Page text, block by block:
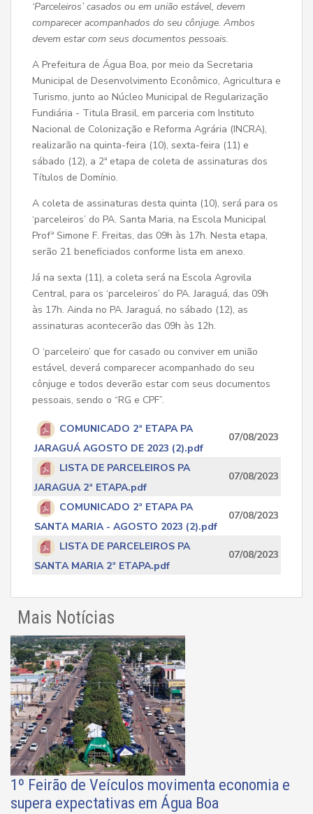
‘Parceleiros’ casados ou em união estável, devem
comparecer acompanhados do seu cônjuge. Ambos
devem estar com seus documentos pessoais.
A Prefeitura de Água Boa, por meio da Secretaria
Municipal de Desenvolvimento Econômico, Agricultura e
Turismo, junto ao Núcleo Municipal de Regularização
Fundiária - Titula Brasil, em parceria com Instituto
Nacional de Colonização e Reforma Agrária (INCRA),
realizarão na quinta-feira (10), sexta-feira (11) e
sábado (12), a 2ª etapa de coleta de assinaturas dos
Títulos de Domínio.
A coleta de assinaturas desta quinta (10), será para os
‘parceleiros’ do PA. Santa Maria, na Escola Municipal
Profª Simone F. Freitas, das 09h às 17h. Nesta etapa,
serão 21 beneficiados conforme lista em anexo.
Já na sexta (11), a coleta será na Escola Agrovila
Central, para os ‘parceleiros’ do PA. Jaraguá, das 09h
às 17h. Ainda no PA. Jaraguá, no sábado (12), as
assinaturas acontecerão das 09h às 12h.
O ‘parceleiro’ que for casado ou conviver em união
estável, deverá comparecer acompanhado do seu
cônjuge e todos deverão estar com seus documentos
pessoais, sendo o “RG e CPF”.
COMUNICADO 2ª ETAPA PA
JARAGUÁ AGOSTO DE 2023 (2).pdf
07/08/2023
LISTA DE PARCELEIROS PA
JARAGUA 2ª ETAPA.pdf
07/08/2023
COMUNICADO 2ª ETAPA PA
SANTA MARIA - AGOSTO 2023 (2).pdf
07/08/2023
LISTA DE PARCELEIROS PA
SANTA MARIA 2ª ETAPA.pdf
07/08/2023
Mais Notícias
1º Feirão de Veículos movimenta economia e
supera expectativas em Água Boa